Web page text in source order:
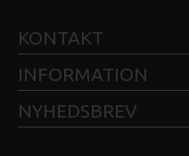
KONTAKT
INFORMATION
NYHEDSBREV